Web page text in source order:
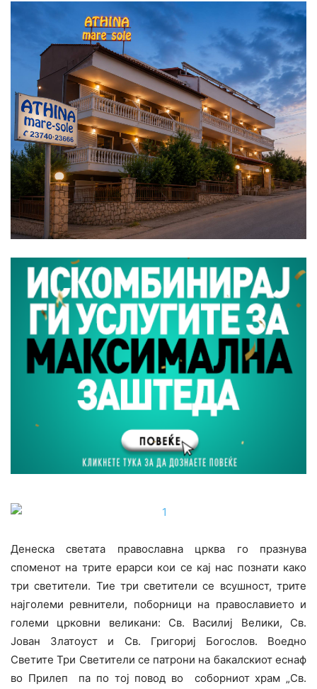
Денеска светата православна црква го празнува
споменот на трите ерарси кои се кај нас познати како
три светители. Тие три светители се всушност, трите
најголеми ревнители, поборници на православието и
големи црковни великани: Св. Василиј Велики, Св.
Јован Златоуст и Св. Григориј Богослов. Воедно
Светите Три Светители се патрони на бакалскиот еснаф
во Прилеп па по тој повод во соборниот храм „Св.